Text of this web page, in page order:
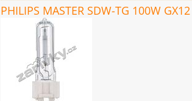
PHILIPS MASTER SDW-TG 100W GX12